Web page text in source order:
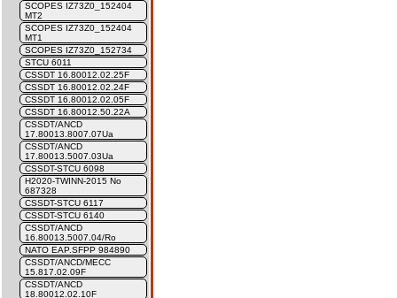
SCOPES IZ73Z0_152404
MT2
SCOPES IZ73Z0_152404
MT1
SCOPES IZ73Z0_152734
STCU 6011
CSSDT 16.80012.02.25F
CSSDT 16.80012.02.24F
CSSDT 16.80012.02.05F
CSSDT 16.80012.50.22A
CSSDT/ANCD
17.80013.8007.07Ua
CSSDT/ANCD
17.80013.5007.03Ua
CSSDT-STCU 6098
H2020-TWINN-2015 No
687328
CSSDT-STCU 6117
CSSDT-STCU 6140
CSSDT/ANCD
16.80013.5007.04/Ro
NATO EAP.SFPP 984890
CSSDT/ANCD/MECC
15.817.02.09F
CSSDT/ANCD
18.80012.02.10F